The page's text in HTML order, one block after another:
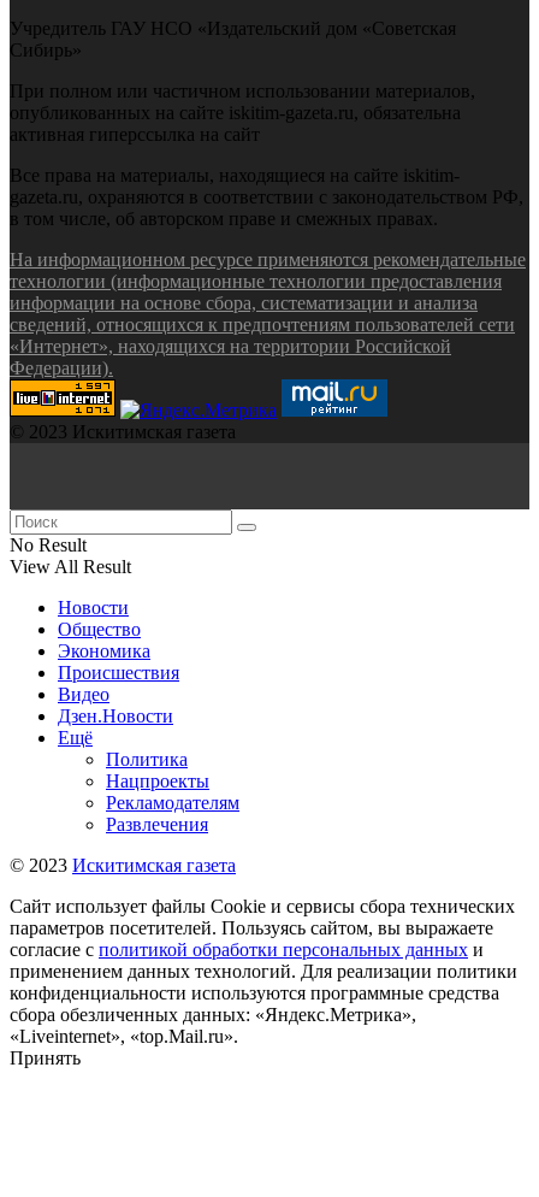
Учредитель ГАУ НСО «Издательский дом «Советская
Сибирь»
При полном или частичном использовании материалов,
опубликованных на сайте iskitim-gazeta.ru, обязательна
активная гиперссылка на сайт
Все права на материалы, находящиеся на сайте iskitim-
gazeta.ru, охраняются в соответствии с законодательством РФ,
в том числе, об авторском праве и смежных правах.
На информационном ресурсе применяются рекомендательные
технологии (информационные технологии предоставления
информации на основе сбора, систематизации и анализа
сведений, относящихся к предпочтениям пользователей сети
«Интернет», находящихся на территории Российской
Федерации).
© 2023 Искитимская газета
No Result
View All Result
Новости
Общество
Экономика
Происшествия
Видео
Дзен.Новости
Ещё
Политика
Нацпроекты
Рекламодателям
Развлечения
© 2023 Искитимская газета
Сайт использует файлы Cookie и сервисы сбора технических
параметров посетителей. Пользуясь сайтом, вы выражаете
согласие с политикой обработки персональных данных и
применением данных технологий. Для реализации политики
конфиденциальности используются программные средства
сбора обезличенных данных: «Яндекс.Метрика»,
«Liveinternet», «top.Mail.ru».
Принять